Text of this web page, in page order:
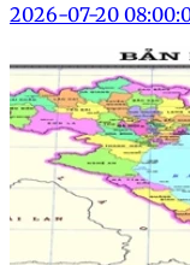
2026-07-20